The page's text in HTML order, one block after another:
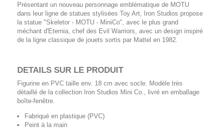
Présentant un nouveau personnage emblématique de MOTU
dans leur ligne de statues stylisées Toy Art, Iron Studios propose
la statue "Skeletor - MOTU - MiniCo", avec le plus grand
méchant d'Eternia, chef des Evil Warriors, avec un design inspiré
de la ligne classique de jouets sortis par Mattel en 1982.
DETAILS SUR LE PRODUIT
Figurine en PVC taille env. 18 cm avec socle. Modèle très
détaillé de la collection Iron Studios Mini Co., livré en emballage
boîte-fenêtre.
Fabriqué en plastique (PVC)
Peint à la main